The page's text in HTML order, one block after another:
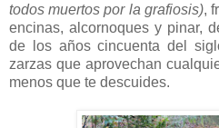
todos muertos por la grafiosis),
encinas, alcornoques y pinar,
de los años cincuenta del
zarzas que aprovechan
menos que te descuides.